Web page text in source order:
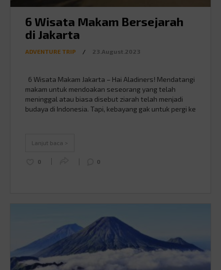
6 Wisata Makam Bersejarah
di Jakarta
ADVENTURE TRIP / 23.August.2023
6 Wisata Makam Jakarta – Hai Aladiners! Mendatangi
makam untuk mendoakan seseorang yang telah
meninggal atau biasa disebut ziarah telah menjadi
budaya di Indonesia. Tapi, kebayang gak untuk pergi ke
melihat arsitekturalnya yang unik. …
Lanjut baca >
0 0